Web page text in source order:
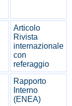
Articolo
Rivista
internazionale
con
referaggio
Rapporto
Interno
(ENEA)